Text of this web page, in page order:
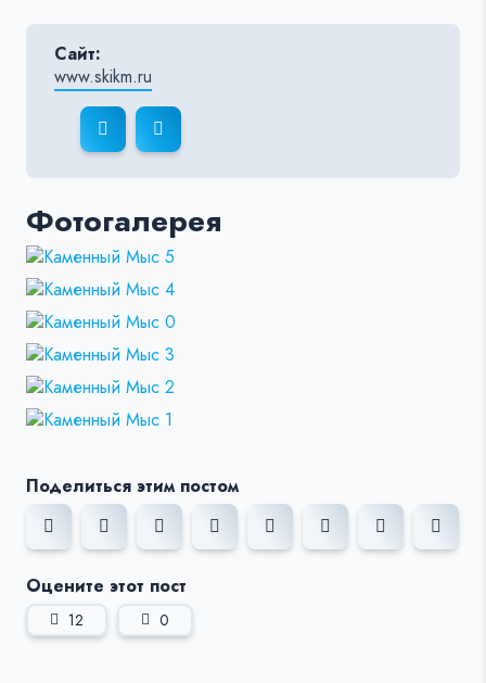
Сайт:
www.skikm.ru
Фотогалерея
Поделиться этим постом
Оцените этот пост
12 0